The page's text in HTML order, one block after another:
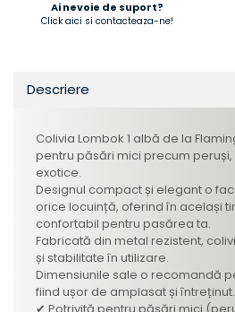
Ai nevoie de suport?
Click aici si contacteaza-ne!
Descriere
Colivia Lombok 1 albă de la
pentru păsări mici precum
exotice.
Designul compact și elegant o
orice locuință, oferind în același
confortabil pentru pasărea ta.
Fabricată din metal rezistent,
și stabilitate în utilizare.
Dimensiunile sale o recomandă
fiind ușor de amplasat și întreținut.
✔ Potrivită pentru păsări mici